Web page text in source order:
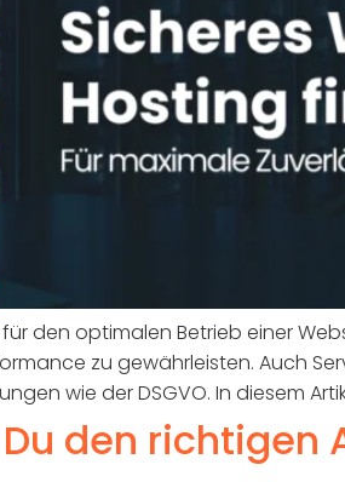
den optimalen Betrieb einer
zu gewährleisten. Auch
wie der DSGVO. In diesem
den richtigen